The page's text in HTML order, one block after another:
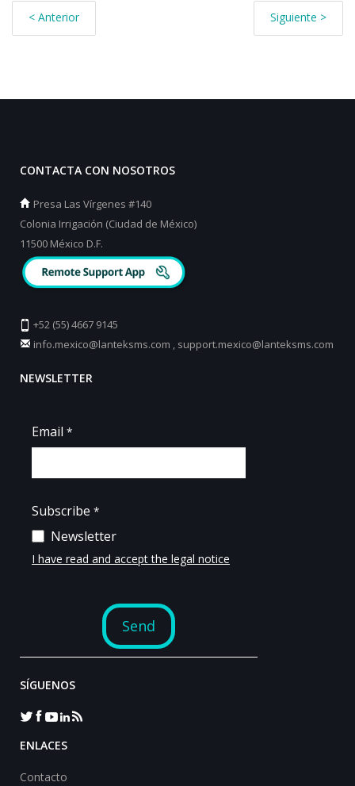
< Anterior Siguiente >
CONTACTA CON NOSOTROS
Presa Las Vírgenes #140
Colonia Irrigación (Ciudad de México)
11500 México D.F.
+52 (55) 4667 9145
info.mexico@lanteksms.com , support.mexico@lanteksms.com
NEWSLETTER
SÍGUENOS
ENLACES
Contacto